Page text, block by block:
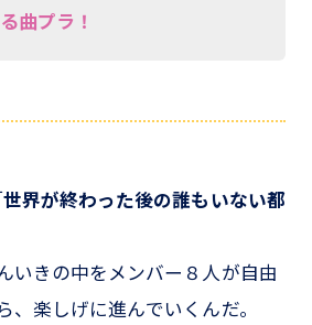
る曲プラ！
世界が終わった後の誰もいない都
いきの中をメンバー８人が自由
、楽しげに進んでいくんだ。